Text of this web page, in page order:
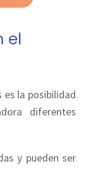
el
es la posibilidad
diferentes
y pueden ser